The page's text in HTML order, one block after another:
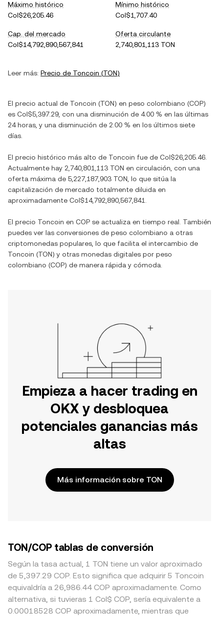
Máximo histórico
Col$26,205.46
Mínimo histórico
Col$1,707.40
Cap. del mercado
Col$14,792,890,567,841
Oferta circulante
2,740,801,113 TON
Leer más: Precio de Toncoin (TON)
El precio actual de Toncoin (TON) en peso colombiano (COP)
es Col$5,397.29 , con una disminución de 4.00 % en las últimas
24 horas, y una disminución de 2.00 % en los últimos siete
días.
El precio histórico más alto de Toncoin fue de Col$26,205.46
Actualmente hay 2,740,801,113 TON en circulación, con una
oferta máxima de 5,227,187,903 TON , lo que sitúa la
capitalización de mercado totalmente diluida en
aproximadamente Col$14,792,890,567,841
El precio Toncoin en COP se actualiza en tiempo real. También
puedes ver las conversiones de peso colombiano a otras
criptomonedas populares, lo que facilita el intercambio de
Toncoin (TON) y otras monedas digitales por peso
colombiano (COP) de manera rápida y cómoda.
Empieza a hacer trading en
OKX y desbloquea
potenciales ganancias más
altas
Más información sobre TON
TON/COP tablas de conversión
Según la tasa actual, 1 TON tiene un valor aproximado
de 5,397.29 COP. Esto significa que adquirir 5 Toncoin
equivaldría a 26,986.44 COP aproximadamente. Como
alternativa, si tuvieras 1 Col$ COP, sería equivalente a
0.00018528 COP aproximadamente, mientras que